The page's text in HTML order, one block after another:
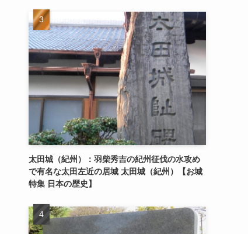
太田城（紀州）：羽柴秀吉の紀州征伐の水攻め
で有名な太田左近の居城 太田城（紀州）【お城
特集 日本の歴史】